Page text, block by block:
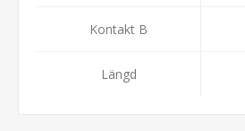
Kontakt B
Längd